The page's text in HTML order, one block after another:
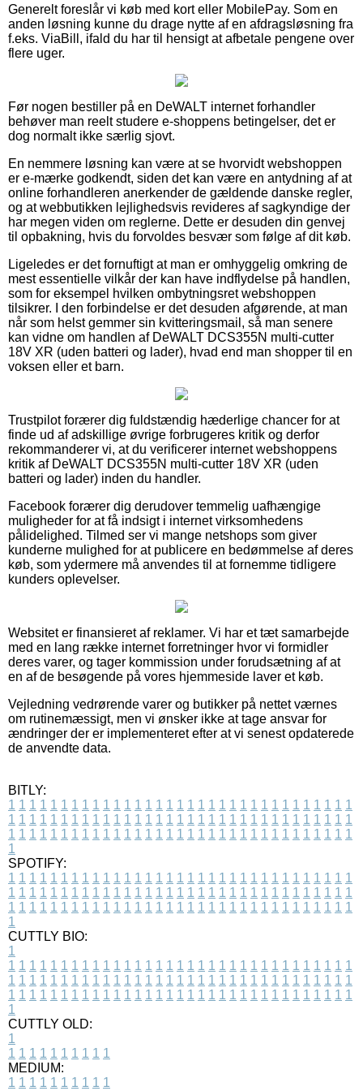
Generelt foreslår vi køb med kort eller MobilePay. Som en
anden løsning kunne du drage nytte af en afdragsløsning fra
f.eks. ViaBill, ifald du har til hensigt at afbetale pengene over
flere uger.
Før nogen bestiller på en DeWALT internet forhandler
behøver man reelt studere e-shoppens betingelser, det er
dog normalt ikke særlig sjovt.
En nemmere løsning kan være at se hvorvidt webshoppen
er e-mærke godkendt, siden det kan være en antydning af at
online forhandleren anerkender de gældende danske regler,
og at webbutikken lejlighedsvis revideres af sagkyndige der
har megen viden om reglerne. Dette er desuden din genvej
til opbakning, hvis du forvoldes besvær som følge af dit køb.
Ligeledes er det fornuftigt at man er omhyggelig omkring de
mest essentielle vilkår der kan have indflydelse på handlen,
som for eksempel hvilken ombytningsret webshoppen
tilsikrer. I den forbindelse er det desuden afgørende, at man
når som helst gemmer sin kvitteringsmail, så man senere
kan vidne om handlen af DeWALT DCS355N multi-cutter
18V XR (uden batteri og lader), hvad end man shopper til en
voksen eller et barn.
Trustpilot forærer dig fuldstændig hæderlige chancer for at
finde ud af adskillige øvrige forbrugeres kritik og derfor
rekommanderer vi, at du verificerer internet webshoppens
kritik af DeWALT DCS355N multi-cutter 18V XR (uden
batteri og lader) inden du handler.
Facebook forærer dig derudover temmelig uafhængige
muligheder for at få indsigt i internet virksomhedens
pålidelighed. Tilmed ser vi mange netshops som giver
kunderne mulighed for at publicere en bedømmelse af deres
køb, som ydermere må anvendes til at fornemme tidligere
kunders oplevelser.
Websitet er finansieret af reklamer. Vi har et tæt samarbejde
med en lang række internet forretninger hvor vi formidler
deres varer, og tager kommission under forudsætning af at
en af de besøgende på vores hjemmeside laver et køb.
Vejledning vedrørende varer og butikker på nettet værnes
om rutinemæssigt, men vi ønsker ikke at tage ansvar for
ændringer der er implementeret efter at vi senest opdaterede
de anvendte data.
BITLY:
1 1 1 1 1 1 1 1 1 1 1 1 1 1 1 1 1 1 1 1 1 1 1 1 1 1 1 1 1 1 1 1 1
1 1 1 1 1 1 1 1 1 1 1 1 1 1 1 1 1 1 1 1 1 1 1 1 1 1 1 1 1 1 1 1 1
1 1 1 1 1 1 1 1 1 1 1 1 1 1 1 1 1 1 1 1 1 1 1 1 1 1 1 1 1 1 1 1 1
1
SPOTIFY:
1 1 1 1 1 1 1 1 1 1 1 1 1 1 1 1 1 1 1 1 1 1 1 1 1 1 1 1 1 1 1 1 1
1 1 1 1 1 1 1 1 1 1 1 1 1 1 1 1 1 1 1 1 1 1 1 1 1 1 1 1 1 1 1 1 1
1 1 1 1 1 1 1 1 1 1 1 1 1 1 1 1 1 1 1 1 1 1 1 1 1 1 1 1 1 1 1 1 1
1
CUTTLY BIO:
1
1 1 1 1 1 1 1 1 1 1 1 1 1 1 1 1 1 1 1 1 1 1 1 1 1 1 1 1 1 1 1 1 1
1 1 1 1 1 1 1 1 1 1 1 1 1 1 1 1 1 1 1 1 1 1 1 1 1 1 1 1 1 1 1 1 1
1 1 1 1 1 1 1 1 1 1 1 1 1 1 1 1 1 1 1 1 1 1 1 1 1 1 1 1 1 1 1 1 1
1
CUTTLY OLD:
1
1 1 1 1 1 1 1 1 1 1
MEDIUM:
1 1 1 1 1 1 1 1 1 1